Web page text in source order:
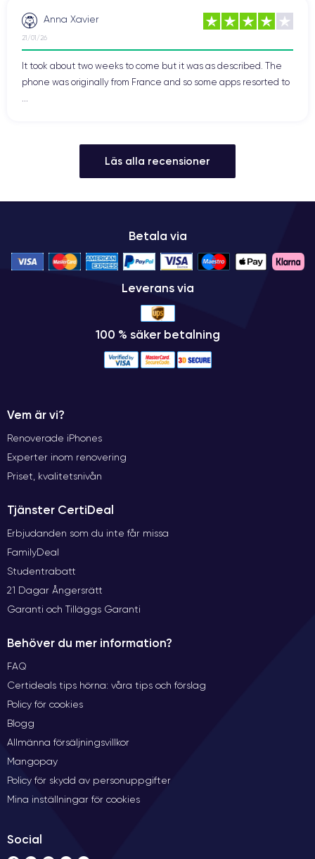
Anna Xavier
21/01/26
It took about two weeks to come but it was as described. The
phone was originally from France and so some apps resorted to
Läs alla recensioner
Betala via
Leverans via
100 % säker betalning
Vem är vi?
Renoverade iPhones
Experter inom renovering
Priset, kvalitetsnivån
Tjänster CertiDeal
Erbjudanden som du inte får missa
FamilyDeal
Studentrabatt
21 Dagar Ångersrätt
Garanti och Tilläggs Garanti
Behöver du mer information?
FAQ
Certideals tips hörna: våra tips och förslag
Policy för cookies
Blogg
Allmänna försäljningsvillkor
Mangopay
Policy för skydd av personuppgifter
Mina inställningar för cookies
Social